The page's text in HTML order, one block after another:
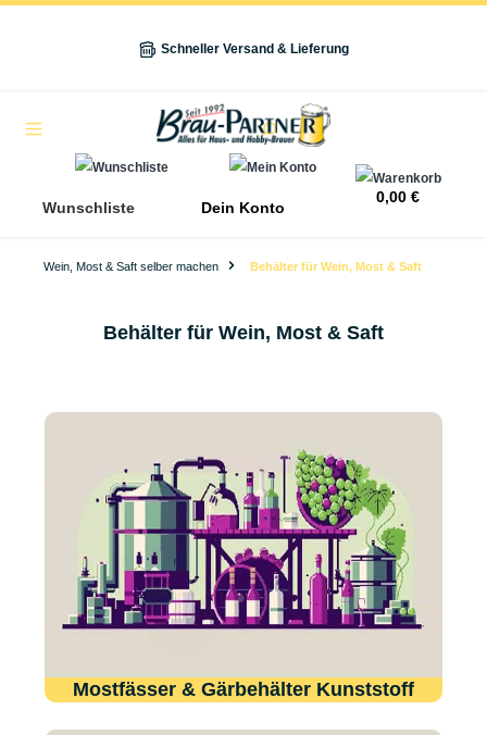
Schneller Versand & Lieferung
Wunschliste Dein Konto
0,00 €
Wein, Most & Saft selber machen Behälter für Wein, Most & Saft
Behälter für Wein, Most & Saft
Mostfässer & Gärbehälter Kunststoff